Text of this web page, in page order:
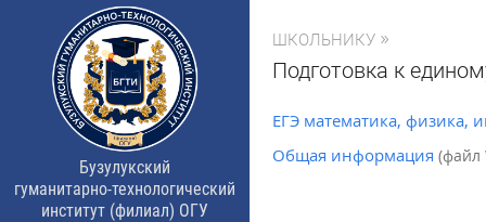
Бузулукский
гуманитарно-технологический
институт (филиал) ОГУ
ШКОЛЬНИКУ »
Подготовка к
ЕГЭ математика, физика,
Общая информация (файл